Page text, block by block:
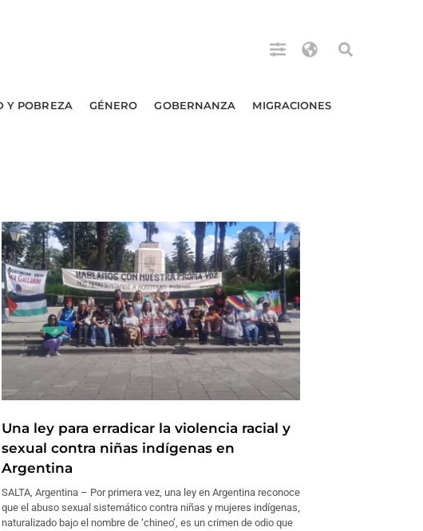
Y POBREZA GÉNERO GOBERNANZA MIGRACIONES
Una ley para erradicar la violencia racial y
sexual contra niñas indígenas en
Argentina
SALTA, Argentina – Por primera vez, una ley en Argentina reconoce
que el abuso sexual sistemático contra niñas y mujeres indígenas,
naturalizado bajo el nombre de ‘chineo’, es un crimen de odio que